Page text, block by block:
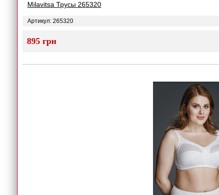
Milavitsa Трусы 265320
Артикул: 265320
895 грн